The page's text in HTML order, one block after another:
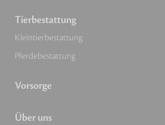
Tierbestattung
Kleintierbestattung
Pferdebestattung
Vorsorge
Über uns